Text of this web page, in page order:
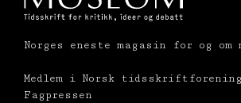
Norges eneste magasin for og om
Medlem i Norsk
Fagpressen